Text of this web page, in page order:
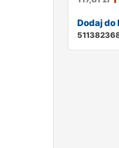
Dodaj do